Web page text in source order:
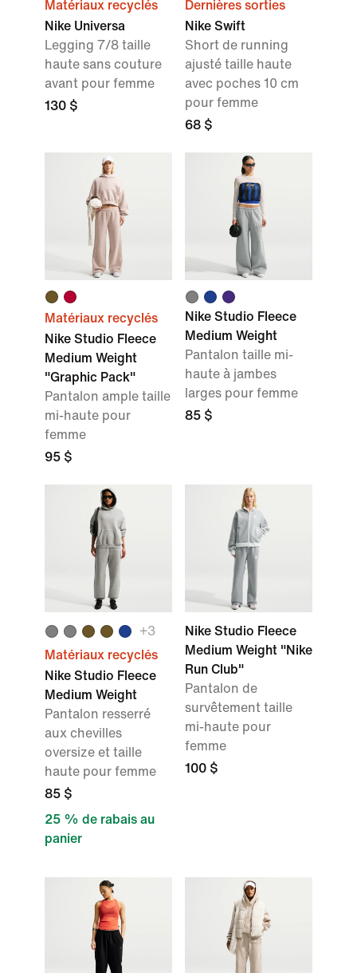
Matériaux recyclés
Nike Universa
Legging 7/8 taille
haute sans couture
avant pour femme
130 $
Dernières sorties
Nike Swift
Short de running
ajusté taille haute
avec poches 10 cm
pour femme
68 $
Matériaux recyclés
Nike Studio Fleece
Medium Weight
"Graphic Pack"
Pantalon ample taille
mi-haute pour
femme
95 $
Nike Studio Fleece
Medium Weight
Pantalon taille mi-
haute à jambes
larges pour femme
85 $
+3
Matériaux recyclés
Nike Studio Fleece
Medium Weight
Pantalon resserré
aux chevilles
oversize et taille
haute pour femme
85 $
25 % de rabais au
panier
Nike Studio Fleece
Medium Weight "Nike
Run Club"
Pantalon de
survêtement taille
mi-haute pour
femme
100 $